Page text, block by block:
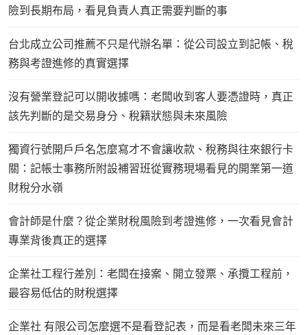
險到長期布局，看見負責人真正需要判斷的事
台北成立公司推薦不只是代辦名單：從公司設立到記帳、稅
務與考證進修的真實選擇
沒有營業登記可以開收據嗎：老闆收到客人要憑證時，真正
該先判斷的是交易身分、稅籍狀態與未來風險
獨資行號開戶戶名怎麼寫才不會讓收款、稅務與往來銀行卡
關：記帳士事務所附設補習班從實務現場看見的開業第一道
財稅分水嶺
會計師是什麼？從企業財稅風險到考證進修，一次看見會計
專業背後真正的選擇
企業社工程行差別：老闆在接案、開立發票、承攬工程前，
最容易低估的財稅選擇
企業社 有限公司怎麼選不是看登記表，而是看老闆未來三年